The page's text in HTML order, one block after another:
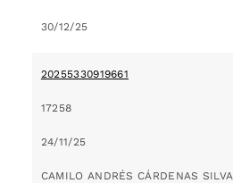
30/12/25
20255330919661
17258
24/11/25
CAMILO ANDRÉS CÁRDENAS SILVA